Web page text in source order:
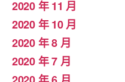
2020 年 11 月
2020 年 10 月
2020 年 8 月
2020 年 7 月